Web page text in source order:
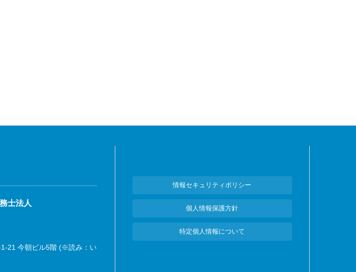
士法人
21 今朝ビル5階 (※読み：い
情報セキュリティポリシー
個人情報保護方針
特定個人情報について